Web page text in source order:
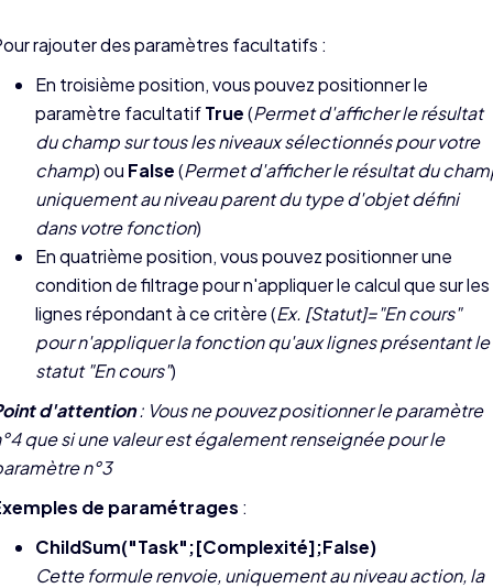
rajouter des paramètres facultatifs :
En troisième position, vous pouvez positionner le
paramètre facultatifTrue(Permet d'afficher le résultat
du champ sur tous les niveaux sélectionnés pour votre
champ) ou False(Permet d'afficher le résultat du
uniquement au niveau parent du type d'objet défini
dans votre fonction)
En quatrième position, vous pouvez positionner une
condition de filtrage pour n'appliquer le calcul que sur les
lignes répondant à ce critère (Ex. [Statut]="En cours"
pour n'appliquer la fonction qu'aux lignes présentant le
statut "En cours")
d'attention: Vous ne pouvez positionner le paramètre
que si une valeur est également renseignée pour le
n°3
de paramétrages :
ChildSum("Task";[Complexité];False)
Cette formule renvoie, uniquement au niveau action, la